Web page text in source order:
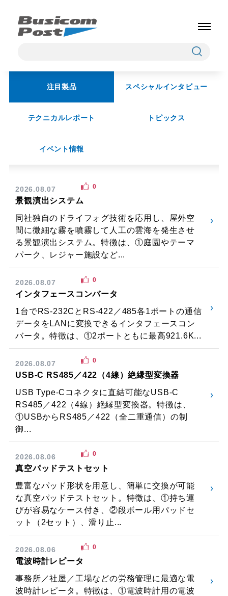
注目製品 スペシャルインタビュー
テクニカルレポート トピックス
イベント情報
2026.08.07
景観演出システム
同社独自のドライフォグ技術を応用し、屋外空
間に微細な霧を噴霧して人工の雲海を発生させ
る景観演出システム。特徴は、①庭園やテーマ
パーク、レジャー施設など...
0
2026.08.07
インタフェースコンバータ
1台でRS-232CとRS-422／485各1ポートの通信
データをLANに変換できるインタフェースコン
バータ。特徴は、①2ポートともに最高921.6K...
0
2026.08.07
USB-C RS485／422（4線）絶縁型変換器
USB Type-Cコネクタに直結可能なUSB-C
RS485／422（4線）絶縁型変換器。特徴は、
①USBからRS485／422（全二重通信）の制
御...
0
2026.08.06
真空パッドテストセット
豊富なパッド形状を用意し、簡単に交換が可能
な真空パッドテストセット。特徴は、①持ち運
びが容易なケース付き、②段ボール用パッドセ
ット（2セット）、滑り止...
0
2026.08.06
電波時計レピータ
事務所／社屋／工場などの労務管理に最適な電
波時計レピータ。特徴は、①電波時計用の電波
0